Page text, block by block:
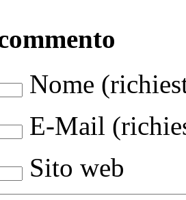
Nome
E-Mail
Sito web